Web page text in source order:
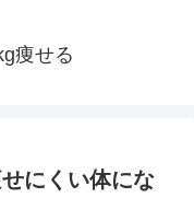
痩せる
にくい体にな